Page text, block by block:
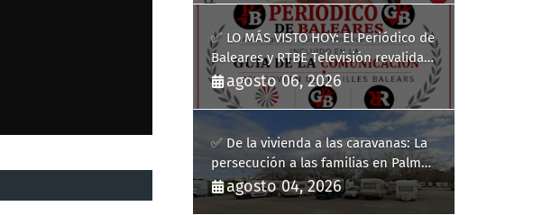
✅ LO MÁS VISTO HOY: El Periódico de
Baleares y RTBE Televisión revalidan
más de cinco años en la Guía de la
Comunicación del Govern de les Illes
Balears
agosto 06, 2026
✅ De la vivienda a las caravanas: La
persecución a las familias en Palma
y la complicidad de un fracaso
heredado
agosto 04, 2026